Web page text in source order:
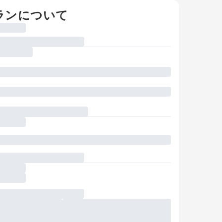
ンについて